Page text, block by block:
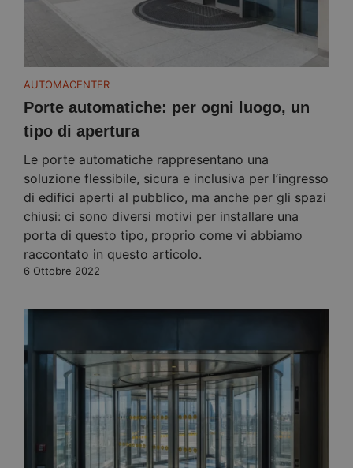
AUTOMACENTER
Porte automatiche: per ogni luogo, un
tipo di apertura
Le porte automatiche rappresentano una
soluzione flessibile, sicura e inclusiva per l’ingresso
di edifici aperti al pubblico, ma anche per gli spazi
chiusi: ci sono diversi motivi per installare una
porta di questo tipo, proprio come vi abbiamo
raccontato in questo articolo.
6 Ottobre 2022